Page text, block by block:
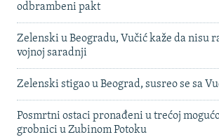
odbrambeni pakt
Zelenski u Beogradu, Vučić kaže da nisu
vojnoj saradnji
Zelenski stigao u Beograd, susreo se sa
Posmrtni ostaci pronađeni u trećoj
grobnici u Zubinom Potoku